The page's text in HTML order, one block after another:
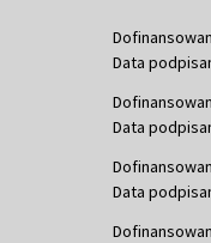
Data
Data
Data